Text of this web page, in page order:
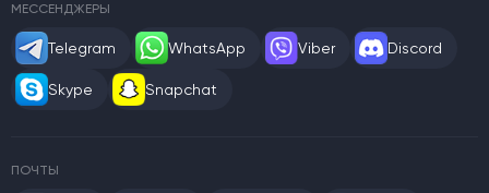
МЕССЕНДЖЕРЫ
Telegram WhatsApp Viber Discord
Skype Snapchat
ПОЧТЫ